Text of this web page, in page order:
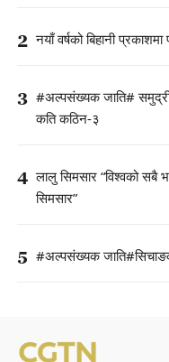
2 नयाँ वर्षको बिहानी प्रकाशमा
3 #अल्पसंख्यक जाति#
कति कठिन-३
4 लालु सिमसार “विश्वको सबै
सिमसार”
5 #अल्पसंख्यक